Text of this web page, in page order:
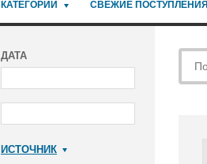
КАТЕГОРИИ СВЕЖИЕ ПОСТУПЛЕНИЯ
ДАТА
ИСТОЧНИК